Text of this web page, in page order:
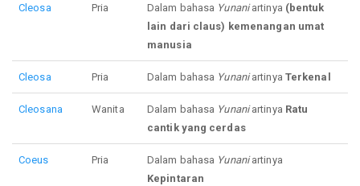
Cleosa Pria Dalam bahasa Yunaniartinya (bentuk
lain dari claus) kemenangan umat
manusia
Cleosa Pria Dalam bahasa Yunaniartinya Terkenal
Cleosana Wanita Dalam bahasa Yunaniartinya Ratu
cantik yang cerdas
Coeus Pria Dalam bahasa Yunaniartinya
Kepintaran